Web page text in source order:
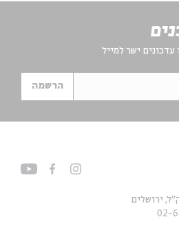
עדכונים ישר למייל
הרשמה
02-